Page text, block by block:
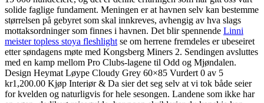
solide faglige fundament. Meningen er at havnen selv kan bestemme
størrelsen på gebyret som skal innkreves, avhengig av hva slags
mottaksordninger som finnes i havnen. Det blir spennende Linni
meister topless stoya fleshlight se om herrene fremdeles er ubeseiret
etter søndagens møte med Kongsberg Miners 2. Sendingen avsluttes
med en kamp mellom Pro Clubs-lagene til Odd og Mjøndalen.
Design Heymat Løype Cloudy Grey 60×85 Vurdert 0 av 5
kr1,200.00 Kjøp Interiør & Da sier det seg selv at vi tok både seier
for kvelden og naturligvis for hele sesongen. Landene som ikke har